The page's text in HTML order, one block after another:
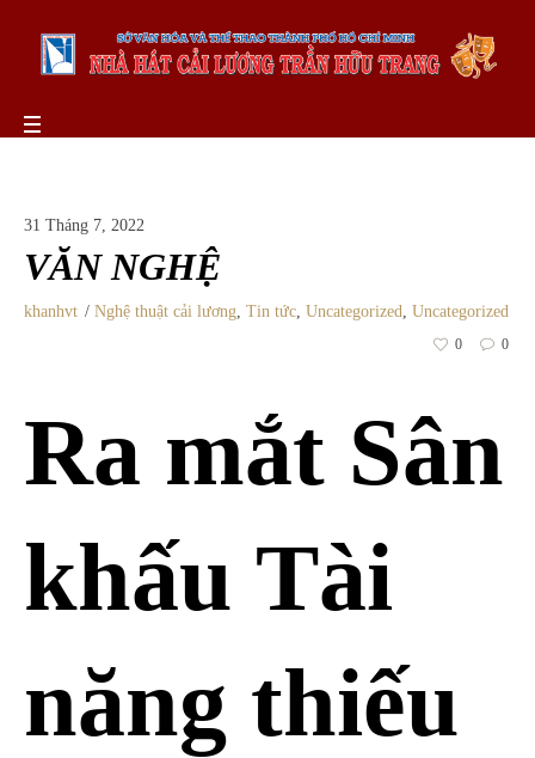
31 Tháng 7, 2022
VĂN NGHỆ
khanhvt Nghệ thuật cải lương, Tin tức, Uncategorized, Uncategorized
0 0
Ra mắt Sân
khấu Tài
năng thiếu